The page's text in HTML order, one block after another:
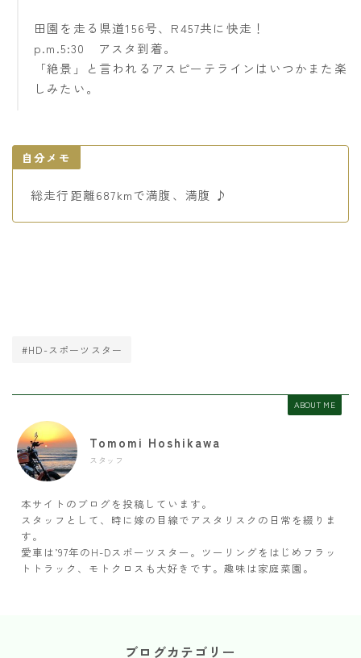
田園を走る県道156号、R457共に快走！
p.m.5:30 アスタ到着。
「絶景」と言われるアスピーテラインはいつかまた楽
しみたい。
自分メモ
総走行距離687kmで満腹、満腹 ♪
#HD-スポーツスター
ABOUT ME
Tomomi Hoshikawa
スタッフ
本サイトのブログを投稿しています。
スタッフとして、時に嫁の目線でアスタリスクの日常を綴りま
す。
愛車は’97年のH-Dスポーツスター。ツーリングをはじめフラッ
トトラック、モトクロスも大好きです。趣味は家庭菜園。
ブログカテゴリー